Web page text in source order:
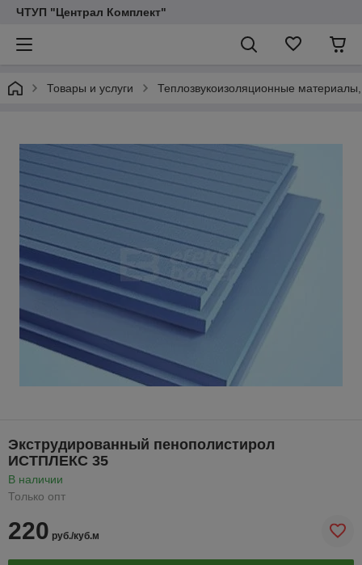
ЧТУП "Централ Комплект"
Товары и услуги Теплозвукоизоляционные
Экструдированный пенополистирол
ИСТПЛЕКС 35
В наличии
Только опт
220 руб./куб.м